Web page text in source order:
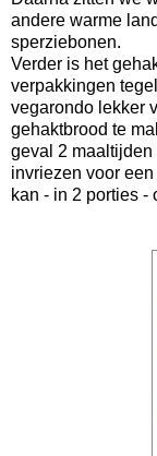
andere warme
sperziebonen.
Verder is het
verpakkingen
vegarondo lekker
gehaktbrood te
geval 2 maaltijden
invriezen voor
kan - in 2 porties -